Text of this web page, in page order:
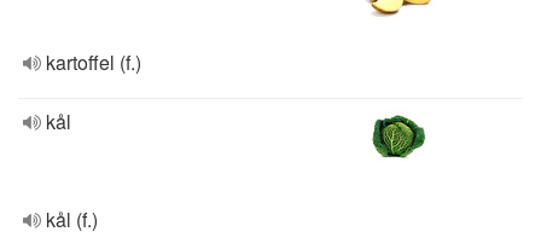
kartoffel (f.)
kål
kål (f.)